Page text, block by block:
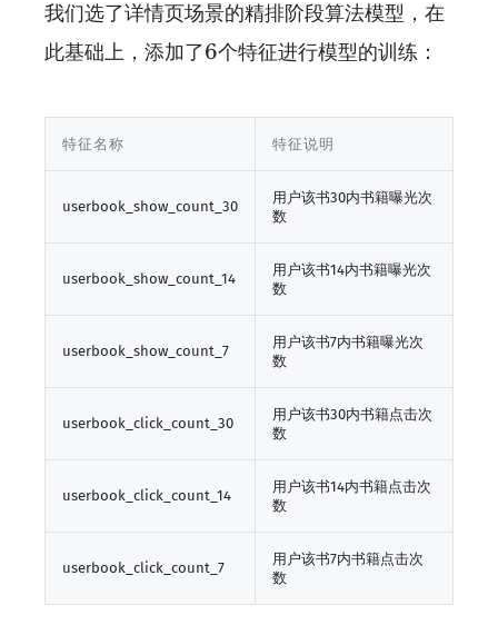
我们选了详情页场景的精排阶段算法模型，在
此基础上，添加了6个特征进行模型的训练：
特征名称 特征说明
userbook_show_count_30
用户该书30内书籍曝光次
数
userbook_show_count_14
用户该书14内书籍曝光次
数
userbook_show_count_7
用户该书7内书籍曝光次
数
userbook_click_count_30
用户该书30内书籍点击次
数
userbook_click_count_14
用户该书14内书籍点击次
数
userbook_click_count_7
用户该书7内书籍点击次
数